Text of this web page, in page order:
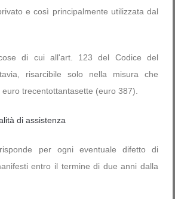
e così principalmente utilizzata dal
di cui all'art. 123 del Codice del
risarcibile solo nella misura che
trecentottantasette (euro 387).
di assistenza
per ogni eventuale difetto di
entro il termine di due anni dalla